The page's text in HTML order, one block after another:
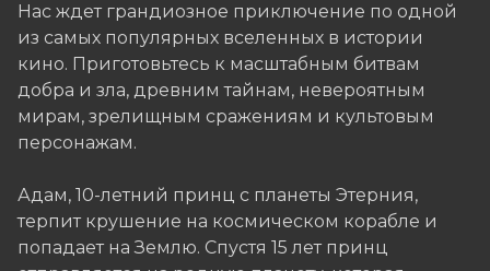
Нас ждет грандиозное приключение по одной
из самых популярных вселенных в истории
кино. Приготовьтесь к масштабным битвам
добра и зла, древним тайнам, невероятным
мирам, зрелищным сражениям и культовым
персонажам.
Адам, 10-летний принц с планеты Этерния,
терпит крушение на космическом корабле и
попадает на Землю. Спустя 15 лет принц